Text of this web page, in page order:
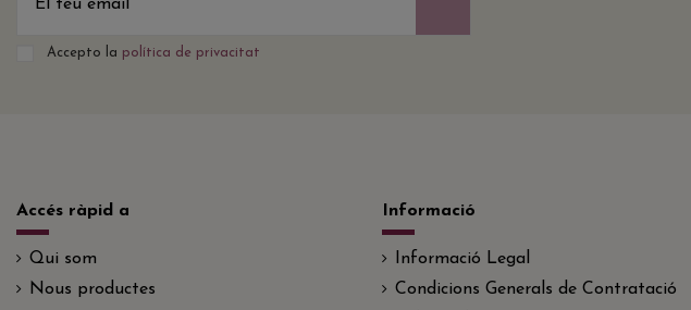
Accepto la política de privacitat
Accés ràpid a
Qui som
Nous productes
Informació
Informació Legal
Condicions Generals de Contratació